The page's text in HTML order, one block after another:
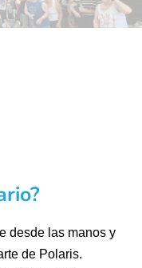
desde las manos y
de Polaris.